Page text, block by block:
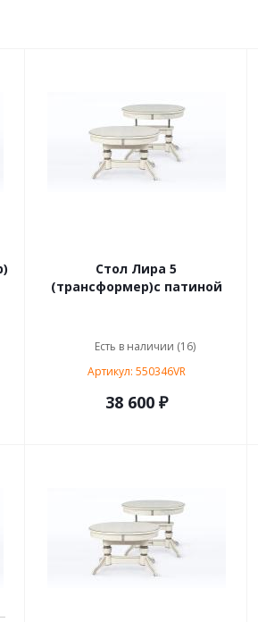
Стол Лира 5
(трансформер)с патиной
Есть в наличии (16)
Артикул: 550346VR
38 600 ₽